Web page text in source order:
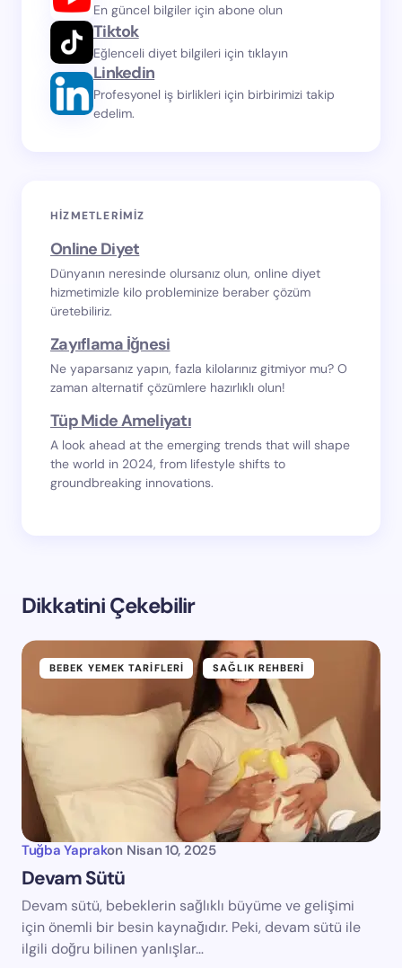
En güncel bilgiler için abone olun
Tiktok
Eğlenceli diyet bilgileri için tıklayın
Linkedin
Profesyonel iş birlikleri için birbirimizi takip
edelim.
HIZMETLERIMIZ
Online Diyet
Dünyanın neresinde olursanız olun, online diyet
hizmetimizle kilo probleminize beraber çözüm
üretebiliriz.
Zayıflama İğnesi
Ne yaparsanız yapın, fazla kilolarınız gitmiyor mu? O
zaman alternatif çözümlere hazırlıklı olun!
Tüp Mide Ameliyatı
A look ahead at the emerging trends that will shape
the world in 2024, from lifestyle shifts to
groundbreaking innovations.
Dikkatini Çekebilir
BEBEK YEMEK TARIFLERI SAĞLIK REHBERI
Tuğba Yaprakon Nisan 10, 2025
Devam Sütü
Devam sütü, bebeklerin sağlıklı büyüme ve gelişimi
için önemli bir besin kaynağıdır. Peki, devam sütü ile
ilgili doğru bilinen yanlışlar…